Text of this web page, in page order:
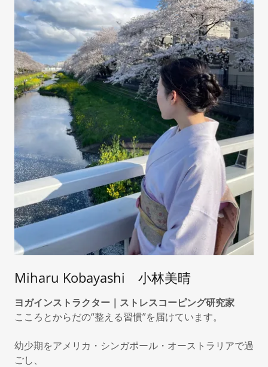
Miharu Kobayashi 小林美晴
ヨガインストラクター｜ストレスコーピング研究家
こころとからだの“整える習慣”を届けています。
幼少期をアメリカ・シンガポール・オーストラリアで過
ごし、